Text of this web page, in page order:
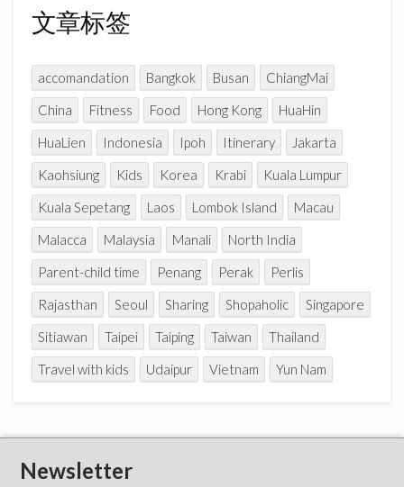
n
类
文章标签
accomandation Bangkok Busan
ChiangMai
China
Fitness Food Hong Kong
HuaHin
HuaLien
Indonesia Ipoh Itinerary
Jakarta
Kaohsiung
Kids Korea Krabi
Kuala Lumpur
Kuala Sepetang
Laos Lombok Island
Macau
Malacca
Malaysia Manali
North India
Parent-child time
Penang Perak
Perlis
Rajasthan
Seoul Sharing Shopaholic
Singapore
Sitiawan
Taipei Taiping Taiwan
Thailand
Travel with kids
Udaipur Vietnam Yun Nam
Newsletter